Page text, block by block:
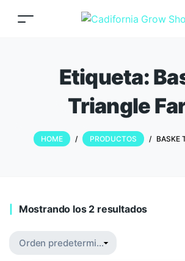
Etiqueta:
Triangle
HOME / PRODUCTOS / BASKE
Mostrando los 2 resultados